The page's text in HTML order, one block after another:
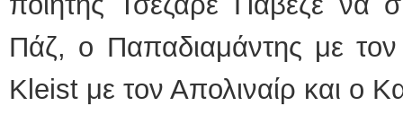
Πάζ, ο Παπαδιαμάντης με
Kleist με τον Απολιναίρ και ο